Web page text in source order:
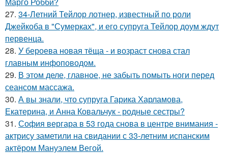
27. 34-Летний Тейлор лотнер, известный по роли
Джейкоба в "Сумерках", и его супруга Тейлор доум ждут
первенца.
28. У бероева новая тёща - и возраст снова стал
главным инфоповодом.
29. В этом деле, главное, не забыть помыть ноги перед
сеансом массажа.
30. А вы знали, что супруга Гарика Харламова,
Екатерина, и Анна Ковальчук - родные сестры?
31. София вергара в 53 года снова в центре внимания -
актрису заметили на свидании с 33-летним испанским
актёром Мануэлем Вегой.